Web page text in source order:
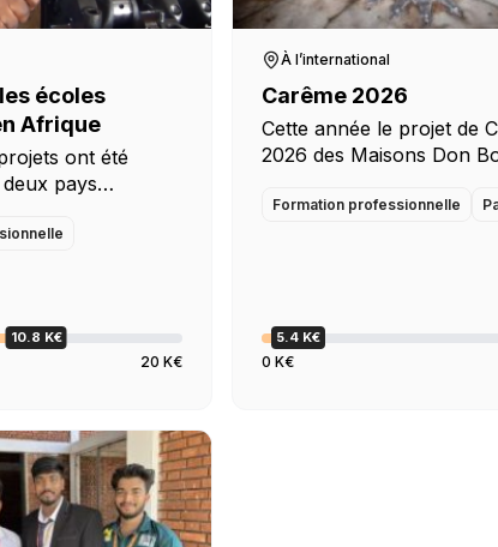
écoles
Afrique
ont été
pays
soutenir : Projet
10.8 K€
20 K€
À l’international
Carême 2026
Cette année le projet de
2026 des Maisons Don
cette année sera
Formation professionnelle
5.4 K€
0 K€